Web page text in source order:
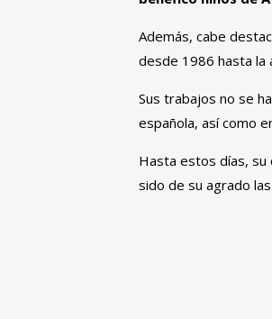
Además, cabe
desde 1986 hasta la
Sus trabajos no se
española, así como
Hasta estos días, su
sido de su agrado